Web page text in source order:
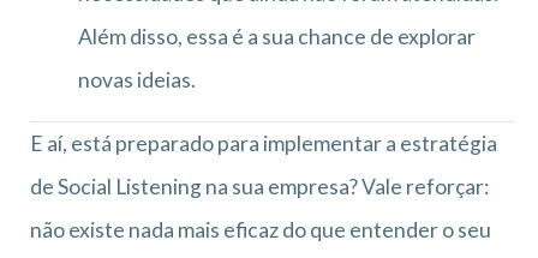
Além disso, essa é a sua chance de explorar
novas ideias.
E aí, está preparado para implementar a estratégia
de Social Listening na sua empresa? Vale reforçar:
não existe nada mais eficaz do que entender o seu